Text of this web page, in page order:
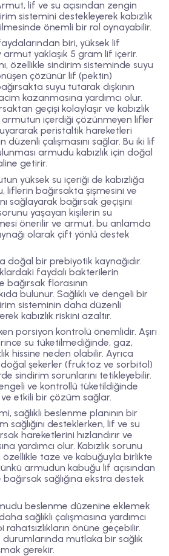
lif ve su açısından zengin
sistemini destekleyerek kabızlık
önemli bir rol oynayabilir.
biri, yüksek lif
yaklaşık 5 gram lif içerir.
özellikle sindirim sisteminde suyu
çözünür lif (pektin)
suyu tutarak dışkının
kazanmasına yardımcı olur.
geçişi kolaylaşır ve kabızlık
armutun içerdiği çözünmeyen lifler
uyararak peristaltik hareketleri
düzenli çalışmasını sağlar. Bu iki lif
armudu kabızlık için doğal
getirir.
yüksek su içeriği de kabızlığa
liflerin bağırsakta şişmesini ve
sağlayarak bağırsak geçişini
sorunu yaşayan kişilerin su
önerilir ve armut, bu anlamda
olarak çift yönlü destek
doğal bir prebiyotik kaynağıdır.
faydalı bakterilerin
bağırsak florasının
bulunur. Sağlıklı ve dengeli bir
sisteminin daha düzenli
kabızlık riskini azaltır.
porsiyon kontrolü önemlidir. Aşırı
su tüketilmediğinde, gaz,
hissine neden olabilir. Ayrıca
şekerler (fruktoz ve sorbitol)
sindirim sorunlarını tetikleyebilir.
ve kontrollü tüketildiğinde
ve etkili bir çözüm sağlar.
sağlıklı beslenme planının bir
sağlığını desteklerken, lif ve su
hareketlerini hızlandırır ve
yardımcı olur. Kabızlık sorunu
özellikle taze ve kabuğuyla birlikte
armudun kabuğu lif açısından
bağırsak sağlığına ekstra destek
beslenme düzenine eklemek
sağlıklı çalışmasına yardımcı
rahatsızlıkların önüne geçebilir.
durumlarında mutlaka bir sağlık
gerekir.